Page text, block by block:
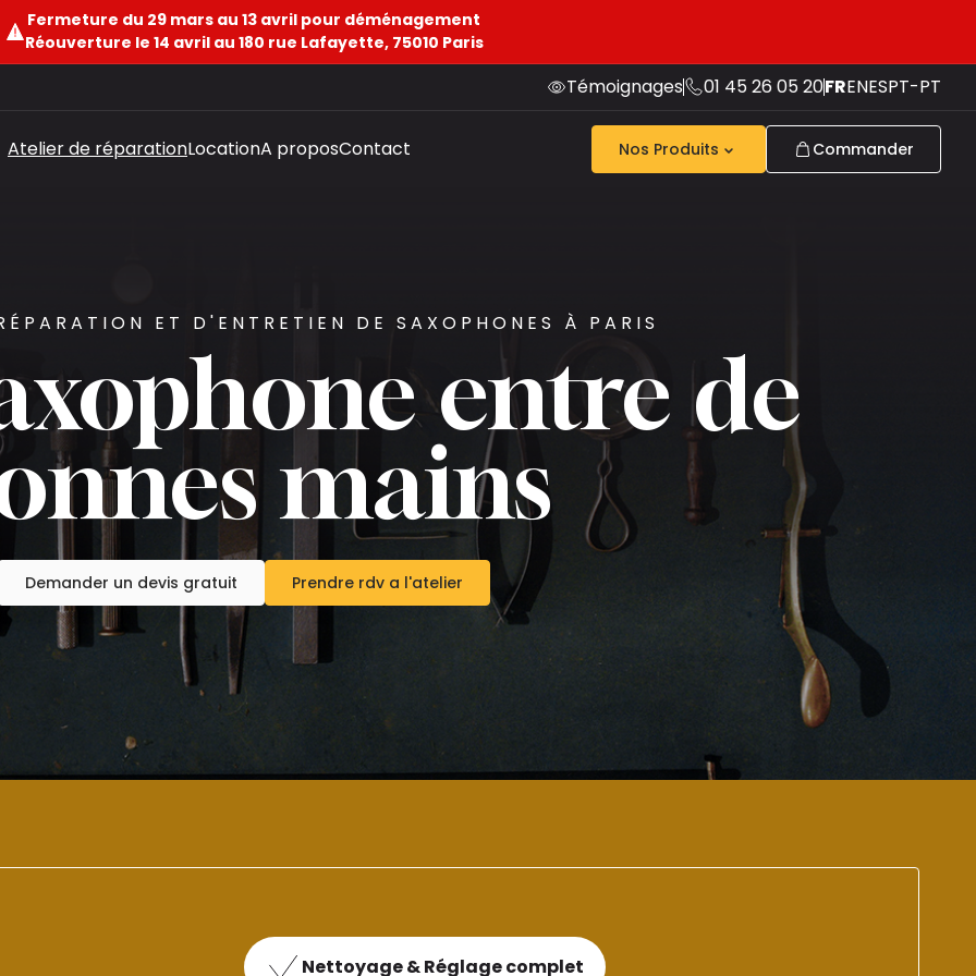
Fermeture du 29 mars au 13 avril pour déménagement
Réouverture le 14 avril au 180 rue Lafayette, 75010 Paris
Témoignages 01 45 26 05 20FRENESPT-PT
Atelier de réparationLocationA proposContact Nos Produits Commander
ET D'ENTRETIEN DE SAXOPHONES À PARIS
entre de
mains
Demander un devis gratuit Prendre rdv a l'atelier
Nettoyage & Réglage complet